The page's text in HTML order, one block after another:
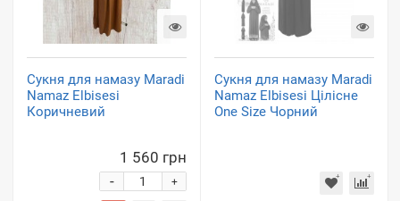
Сукня для намазу Maradi
Namaz Elbisesi
Коричневий
1 560 грн
+
-
Сукня для намазу Maradi
Namaz Elbisesi Цілісне
One Size Чорний